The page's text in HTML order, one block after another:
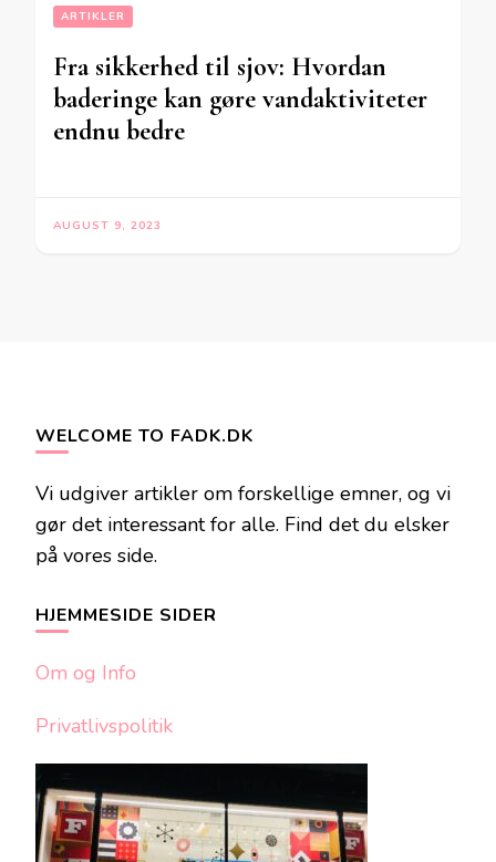
ARTIKLER
Fra sikkerhed til sjov: Hvordan
baderinge kan gøre vandaktiviteter
endnu bedre
AUGUST 9, 2023
WELCOME TO FADK.DK
Vi udgiver artikler om forskellige emner, og vi
gør det interessant for alle. Find det du elsker
på vores side.
HJEMMESIDE SIDER
Om og Info
Privatlivspolitik